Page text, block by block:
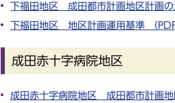
下福田地区 成田都市計画地区計画
下福田地区 地区計画運用基準 （
成田赤十字病院地区
成田赤十字病院地区 成田都市計画